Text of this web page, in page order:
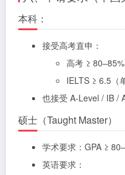
本科：
接受高考直申：
高考 ≥
IELTS ≥ 6.5（
也接受 A-Level / IB /
硕士（Taught Master）
学术要求：GPA ≥
英语要求：